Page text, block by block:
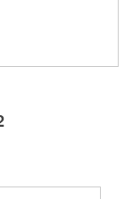
de
si pueden
o discos no